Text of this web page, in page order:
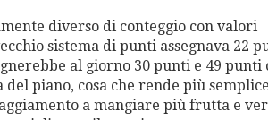
diverso di conteggio con valori
sistema di punti assegnava 22
al giorno 30 punti e 49 punti
piano, cosa che rende più semplice
a mangiare più frutta e